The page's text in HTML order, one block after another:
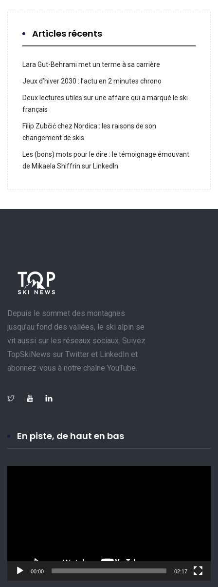
Articles récents
Lara Gut-Behrami met un terme à sa carrière
Jeux d’hiver 2030 : l’actu en 2 minutes chrono
Deux lectures utiles sur une affaire qui a marqué le ski
français
Filip Zubčić chez Nordica : les raisons de son
changement de skis
Les (bons) mots pour le dire : le témoignage émouvant
de Mikaela Shiffrin sur LinkedIn
Depuis le sommet des montagnes
jusqu’au fond des vallées, le ski alpin se
vit aussi sur les réseaux sociaux. Suivez
TopSkiNews sur Twitter et LinkedIn et
abonnez-vous à notre chaîne YouTube.
En piste, de haut en bas
00:00 02:17